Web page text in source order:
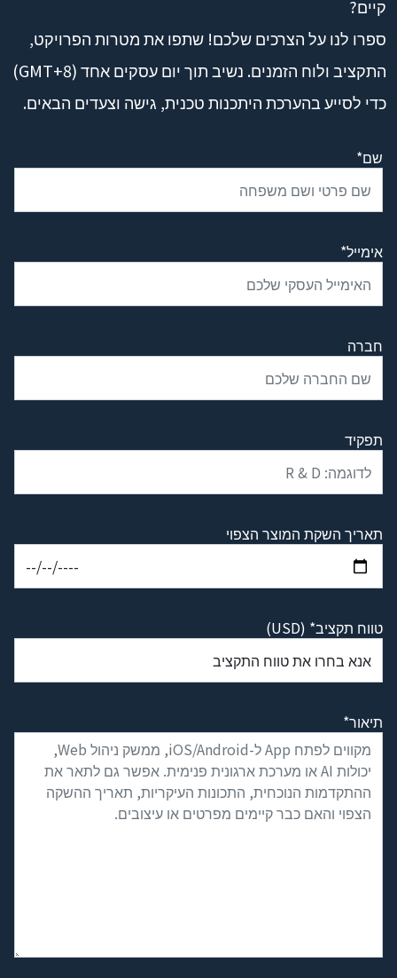
קיים?
ספרו לנו על הצרכים שלכם! שתפו את מטרות הפרויקט,
התקציב ולוח הזמנים. נשיב תוך יום עסקים אחד (GMT+8)
כדי לסייע בהערכת היתכנות טכנית, גישה וצעדים הבאים.
שם*
אימייל*
חברה
תפקיד
תאריך השקת המוצר הצפוי
טווח תקציב* (USD)
תיאור*